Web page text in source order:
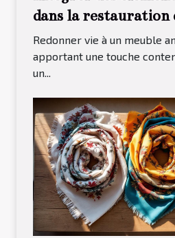
dans la restauration
traditionnels
Redonner vie à un meuble
apportant une touche
un...